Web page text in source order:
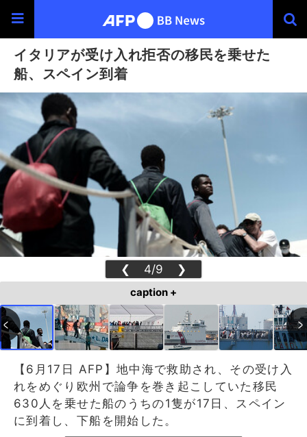
イタリアが受け入れ拒否の移民を乗せた
船、スペイン到着
❮ 4/9 ❯
caption +
【6月17日 AFP】地中海で救助され、その受け入
れをめぐり欧州で論争を巻き起こしていた移民
630人を乗せた船のうちの1隻が17日、スペイン
に到着し、下船を開始した。